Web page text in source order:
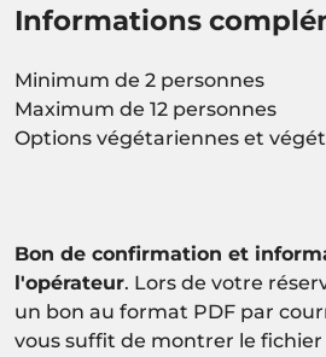
Informations
Minimum de 2 personnes
Maximum de 12 personnes
Options végétariennes et
Bon de confirmation et
l'opérateur. Lors de votre
un bon au format PDF par
vous suffit de montrer le